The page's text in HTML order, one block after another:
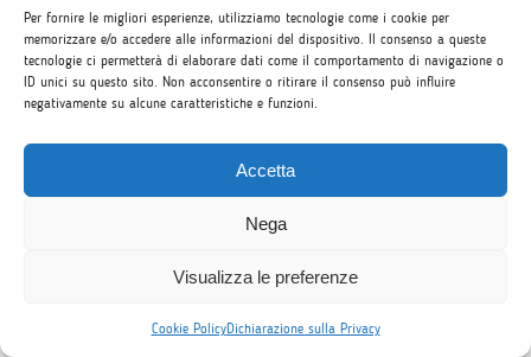
Per fornire le migliori esperienze, utilizziamo tecnologie come i cookie per
memorizzare e/o accedere alle informazioni del dispositivo. Il consenso a queste
tecnologie ci permetterà di elaborare dati come il comportamento di navigazione o
ID unici su questo sito. Non acconsentire o ritirare il consenso può influire
negativamente su alcune caratteristiche e funzioni.
Accetta
Nega
Visualizza le preferenze
Cookie PolicyDichiarazione sulla Privacy
coronavirus comunicazione
high school all'estero
studio lavoro a dublino
studio lavoro in irlanda
exchange student toronto
montreal anno all'estero
exchange student negli stati uniti
studiare un anno in canada